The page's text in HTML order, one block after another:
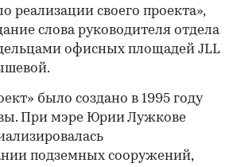
реализации своего проекта»,
слова руководителя отдела
офисных площадей JLL
было создано в 1995 году
При мэре Юрии Лужкове
подземных сооружений,